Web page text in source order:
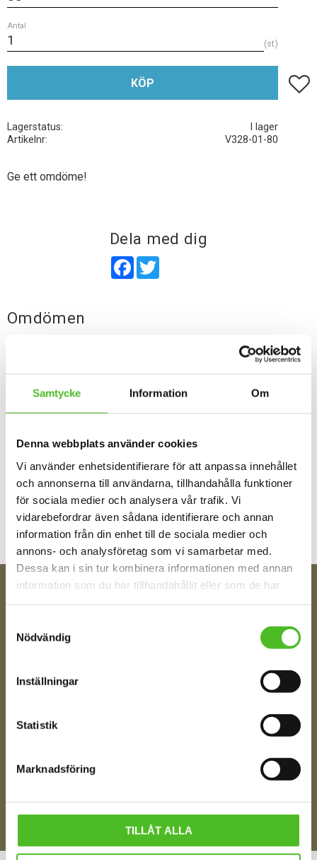
Samtycke Information Om
Denna webbplats använder cookies
Vi använder enhetsidentifierare för att anpassa innehållet
och annonserna till användarna, tillhandahålla funktioner
för sociala medier och analysera vår trafik. Vi
vidarebefordrar även sådana identifierare och annan
information från din enhet till de sociala medier och
annons- och analysföretag som vi samarbetar med.
Dessa kan i sin tur kombinera informationen med annan
information som du har tillhandahållit eller som de har
Nödvändig
Inställningar
Statistik
Marknadsföring
TILLÅT ALLA
Antal
st
KÖP Lägg
Lagerstatus
I lager
Artikelnr
V328-01-80
Ge ett omdöme!
Dela med dig
Facebook
Omdömen
Bli den första att lämna ett omdöme.
FÅ TIPS OM NYHETER!
Ditt Namn
enlighet med i integritetspolicyn
SKICKA